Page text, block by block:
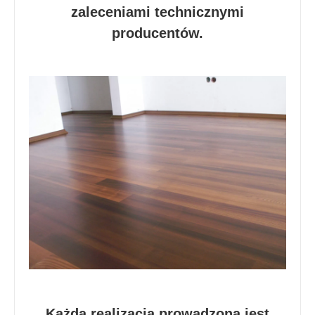
zaleceniami technicznymi
producentów.